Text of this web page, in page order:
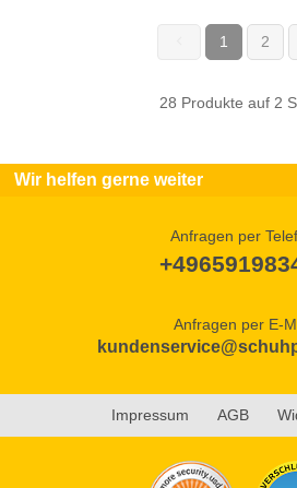
1 (current)
2
28 Produkte auf 2
Wir helfen gerne weiter
Anfragen per
Anfragen per E-
Impressum AGB